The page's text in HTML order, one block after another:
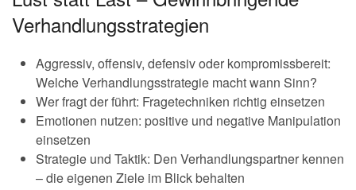
Verhandlungsstrategien
Aggressiv, offensiv, defensiv oder kompromissbereit:
Welche Verhandlungsstrategie macht wann Sinn?
Wer fragt der führt: Fragetechniken richtig einsetzen
Emotionen nutzen: positive und negative Manipulation
einsetzen
Strategie und Taktik: Den Verhandlungspartner kennen
– die eigenen Ziele im Blick behalten